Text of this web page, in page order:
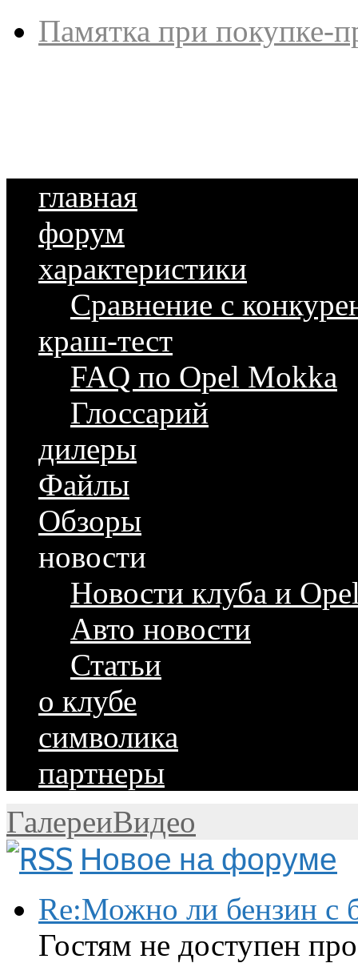
Памятка при покупке-
главная
форум
характеристики
Сравнение с
краш-тест
FAQ по Opel Mokka
Глоссарий
дилеры
Файлы
Обзоры
новости
Новости клуба и
Авто новости
Статьи
о клубе
символика
партнеры
ГалереиВидео
Новое на форуме
Re:Можно ли бензин с
Гостям не доступен